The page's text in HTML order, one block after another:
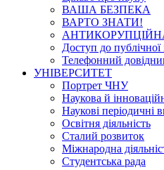
ВАША БЕЗПЕКА
ВАРТО ЗНАТИ!
Доступ до публічної
Телефонний
УНІВЕРСИТЕТ
Портрет ЧНУ
Наукова й
Наукові періодичні
Освітня діяльність
Сталий розвиток
Міжнародна
Студентська рада